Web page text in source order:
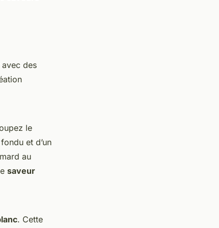
des
le
fondu et d’un
au
saveur
. Cette